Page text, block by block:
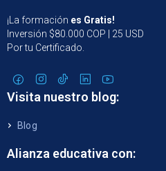
¡La formación es Gratis!
Inversión $80.000 COP | 25 USD
Por tu Certificado.
Visita nuestro blog:
Blog
Alianza educativa con: